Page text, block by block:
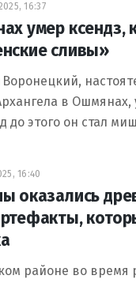
16:37
умер ксендз,
сливы»
в Ошмянах,
до этого он стал
16:40
оказались
районе во время